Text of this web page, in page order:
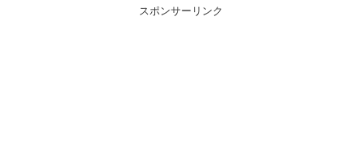
スポンサーリンク